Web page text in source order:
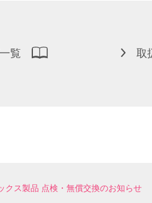
覧 取
クス製品 点検・無償交換のお知らせ